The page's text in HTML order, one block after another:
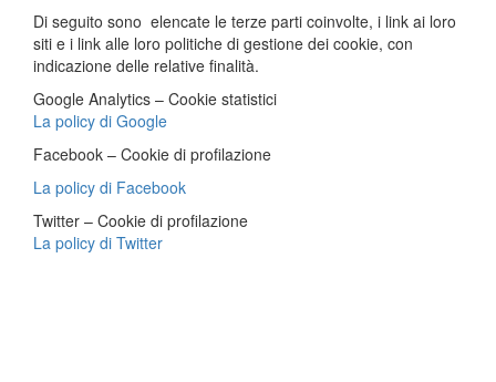
Di seguito sono elencate le terze parti coinvolte, i link ai loro
siti e i link alle loro politiche di gestione dei cookie, con
indicazione delle relative finalità.
Google Analytics – Cookie statistici
La policy di Google
Facebook – Cookie di profilazione
La policy di Facebook
Twitter – Cookie di profilazione
La policy di Twitter